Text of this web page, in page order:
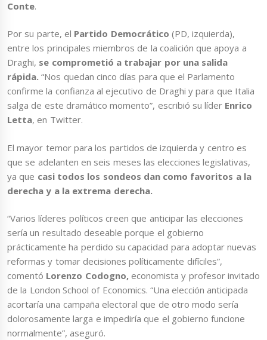
Conte.
Por su parte, el Partido Democrático (PD, izquierda),
entre los principales miembros de la coalición que apoya a
Draghi, se comprometió a trabajar por una salida
rápida. “Nos quedan cinco días para que el Parlamento
confirme la confianza al ejecutivo de Draghi y para que Italia
salga de este dramático momento”, escribió su líder Enrico
Letta, en Twitter.
El mayor temor para los partidos de izquierda y centro es
que se adelanten en seis meses las elecciones legislativas,
ya que casi todos los sondeos dan como favoritos a la
derecha y a la extrema derecha.
“Varios líderes políticos creen que anticipar las elecciones
sería un resultado deseable porque el gobierno
prácticamente ha perdido su capacidad para adoptar nuevas
reformas y tomar decisiones políticamente difíciles”,
comentó Lorenzo Codogno,economista y profesor invitado
de la London School of Economics. “Una elección anticipada
acortaría una campaña electoral que de otro modo sería
dolorosamente larga e impediría que el gobierno funcione
normalmente”, aseguró.